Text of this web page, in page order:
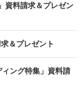
資料請求＆プレゼン
＆プレゼント
ング特集」資料請